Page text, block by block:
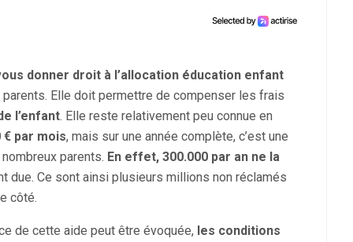
donner droit à l’allocation éducation enfant
Elle doit permettre de compenser les frais
l’enfant. Elle reste relativement peu connue en
€ par mois, mais sur une année complète, c’est une
parents. En effet, 300.000 par an ne la
due. Ce sont ainsi plusieurs millions non réclamés
côté.
de cette aide peut être évoquée, les conditions